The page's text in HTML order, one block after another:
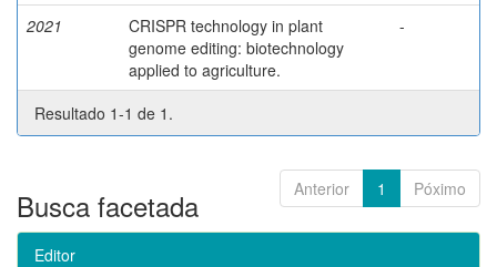
2021
CRISPR technology in plant
genome editing: biotechnology
applied to agriculture.
-
Resultado 1-1 de 1.
Anterior 1 Póximo
Busca facetada
Editor